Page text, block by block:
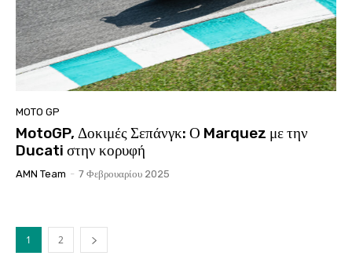
MOTO GP
MotoGP, Δοκιμές Σεπάνγκ: Ο Marquez με την
Ducati στην κορυφή
AMN Team - 7 Φεβρουαρίου 2025
1 2